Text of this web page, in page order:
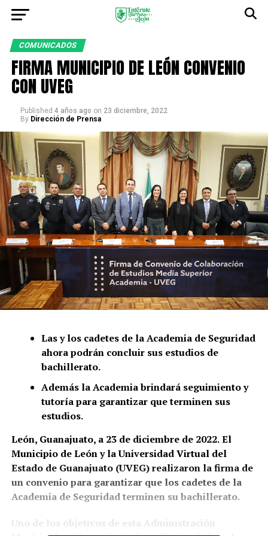
COMUNICADOS
FIRMA MUNICIPIO DE LEÓN CONVENIO
CON UVEG
Published 4 años ago on 23 diciembre, 2022
By Dirección de Prensa
Las y los cadetes de la Academia de Seguridad
ahora podrán concluir sus estudios de
bachillerato.
Además la Academia brindará seguimiento y
tutoría para garantizar que terminen sus
estudios.
León, Guanajuato, a 23 de diciembre de 2022.El
Municipio de León y la Universidad Virtual del
Estado de Guanajuato (UVEG) realizaron la firma de
un convenio para garantizar que los cadetes de la
Academia de Seguridad terminen su bachillerato.
Uno de los objetivos de esta Administración